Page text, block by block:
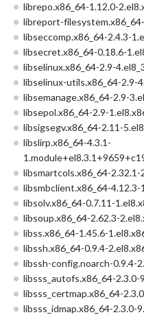
librepo.x86_64-1.12.0-
libreport-
libseccomp.x86_64-2.4.3-
libsecret.x86_64-0.18.6-
libselinux.x86_64-2.9-
libselinux-utils.x86_64-2.9-
libsemanage.x86_64-2.9-
libsepol.x86_64-2.9-
libsigsegv.x86_64-2.11-
libslirp.x86_64-4.3.1-
libsmartcols.x86_64-2.32.1-
libsmbclient.x86_64-4.12.3-
libsolv.x86_64-0.7.11-
libsoup.x86_64-2.62.3-
libss.x86_64-1.45.6-
libssh.x86_64-0.9.4-
libssh-config.noarch-0.9.4-
libsss_autofs.x86_64-2.3.0-
libsss_certmap.x86_64-
libsss_idmap.x86_64-2.3.0-